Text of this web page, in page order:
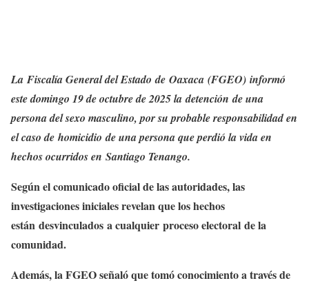
La Fiscalía General del Estado de Oaxaca (FGEO) informó
este domingo 19 de octubre de 2025 la detención de una
persona del sexo masculino, por su probable responsabilidad en
el caso de homicidio de una persona que perdió la vida en
hechos ocurridos en Santiago Tenango.
Según el comunicado oficial de las autoridades, las
investigaciones iniciales revelan que los hechos
están desvinculados a cualquier proceso electoral de la
comunidad.
Además, la FGEO señaló que tomó conocimiento a través de